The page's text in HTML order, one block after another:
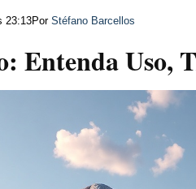
23:13Por Stéfano Barcellos
Entenda Uso,